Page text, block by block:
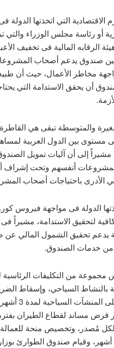
أو رئاسة مجلس الوزراء والتي
الرقابه المالية فى تخفيف
صندوق يدعم أصحاب
مخاطر الأعمال، حيث أن
أن يحقق الاستدامة التي
والمتوسطة تبقى هي القاطرة
بين الدول العربية
المحلى الإجمالى بنسبة 80%، مشيراً إلى أن
أنفسهم وتحت إشراف
الأدرى باحتياجات أصحاب
الدولة فى مواجهة فيروس
لتحقيق الاستدامة، مشيراً
تحقيق الشمول المالي
من خدمات الصندوق.
من التكليفات الرئاسية
أشهر،
يقل عن 5 مليون جنيه لكل مُصدر، وتخصيص
كورونا مقدارها 500 جنيه شهرياً لمدة 3 أشهر، وقيام